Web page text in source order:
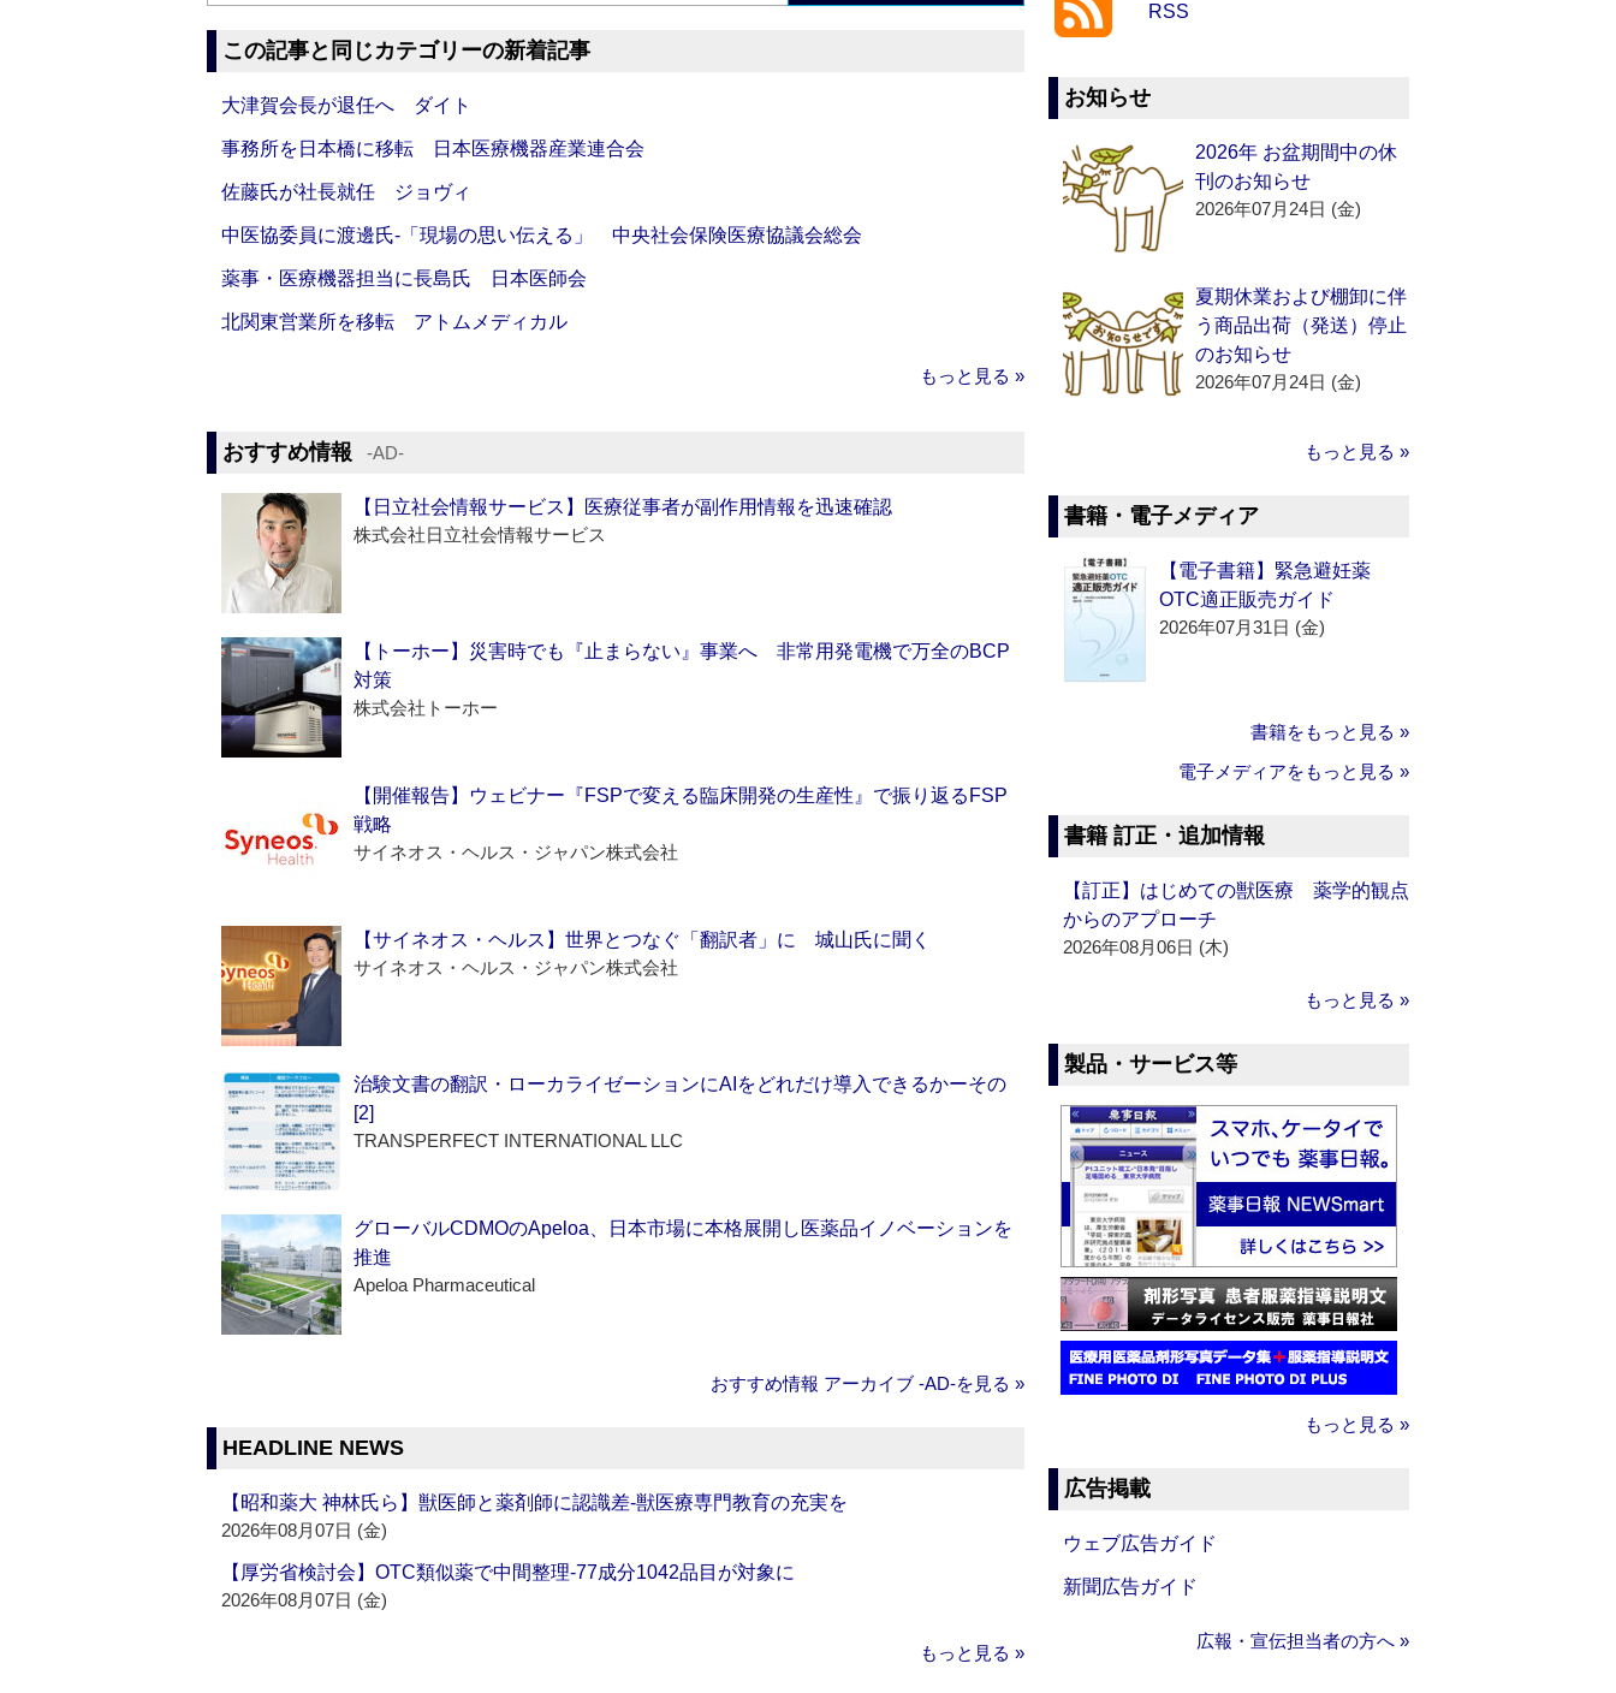
この記事と同じカテゴリーの新着記事
大津賀会長が退任へ ダイト
事務所を日本橋に移転 日本医療機器産業連合会
佐藤氏が社長就任 ジョヴィ
中医協委員に渡邊氏‐「現場の思い伝える」 中央社会保険医療協議会総会
薬事・医療機器担当に長島氏 日本医師会
北関東営業所を移転 アトムメディカル
もっと見る »
おすすめ情報 ‐AD‐
【日立社会情報サービス】医療従事者が副作用情報を迅速確認
株式会社日立社会情報サービス
【トーホー】災害時でも『止まらない』事業へ 非常用発電機で万全のBCP
対策
株式会社トーホー
【開催報告】ウェビナー『FSPで変える臨床開発の生産性』で振り返るFSP
戦略
サイネオス・ヘルス・ジャパン株式会社
【サイネオス・ヘルス】世界とつなぐ「翻訳者」に 城山氏に聞く
サイネオス・ヘルス・ジャパン株式会社
治験文書の翻訳・ローカライゼーションにAIをどれだけ導入できるかーその
[2]
TRANSPERFECT INTERNATIONAL LLC
グローバルCDMOのApeloa、日本市場に本格展開し医薬品イノベーションを
推進
Apeloa Pharmaceutical
おすすめ情報 アーカイブ ‐AD‐を見る »
HEADLINE NEWS
【昭和薬大 神林氏ら】獣医師と薬剤師に認識差‐獣医療専門教育の充実を
2026年08月07日 (金)
【厚労省検討会】OTC類似薬で中間整理‐77成分1042品目が対象に
2026年08月07日 (金)
もっと見る »
RSS
お知らせ
2026年 お盆期間中の休
刊のお知らせ
2026年07月24日 (金)
夏期休業および棚卸に伴
う商品出荷（発送）停止
のお知らせ
2026年07月24日 (金)
もっと見る »
書籍・電子メディア
【電子書籍】緊急避妊薬
OTC適正販売ガイド
2026年07月31日 (金)
書籍をもっと見る »
電子メディアをもっと見る »
書籍 訂正・追加情報
【訂正】はじめての獣医療 薬学的観点
からのアプローチ
2026年08月06日 (木)
もっと見る »
製品・サービス等
もっと見る »
広告掲載
ウェブ広告ガイド
新聞広告ガイド
広報・宣伝担当者の方へ »